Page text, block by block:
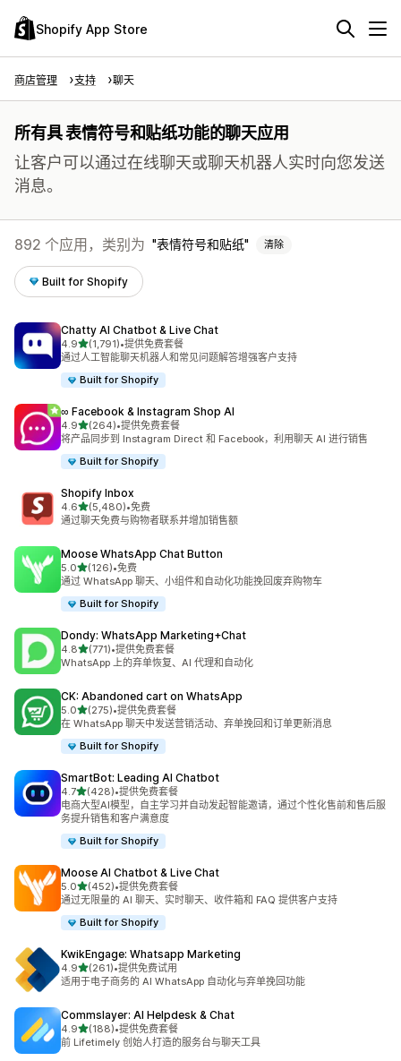
Shopify App Store
商店管理 支持 聊天
所有具 表情符号和贴纸功能的聊天应用
让客户可以通过在线聊天或聊天机器人实时向您发送
消息。
892 个应用，类别为 表情符号和贴纸 清除
Built for Shopify
Chatty AI Chatbot & Live Chat
4.9星（满分 5 星）
(1,791)
总共 1791 条评论
•提供免费套餐
通过人工智能聊天机器人和常见问题解答增强客户支持
Built for Shopify
∞ Facebook & Instagram Shop AI
4.9星（满分 5 星）
(264)
总共 264 条评论
•提供免费套餐
将产品同步到 Instagram Direct 和 Facebook，利用聊天 AI 进行销售
Built for Shopify
Shopify Inbox
4.6星（满分 5 星）
(5,480)
总共 5480 条评论
•免费
通过聊天免费与购物者联系并增加销售额
Moose WhatsApp Chat Button
5.0星（满分 5 星）
(126)
总共 126 条评论
•免费
通过 WhatsApp 聊天、小组件和自动化功能挽回废弃购物车
Built for Shopify
Dondy: WhatsApp Marketing+Chat
4.8星（满分 5 星）
(771)
总共 771 条评论
•提供免费套餐
WhatsApp 上的弃单恢复、AI 代理和自动化
CK: Abandoned cart on WhatsApp
5.0星（满分 5 星）
(275)
总共 275 条评论
•提供免费套餐
在 WhatsApp 聊天中发送营销活动、弃单挽回和订单更新消息
Built for Shopify
SmartBot: Leading AI Chatbot
4.7星（满分 5 星）
(428)
总共 428 条评论
•提供免费套餐
电商大型AI模型，自主学习并自动发起智能邀请，通过个性化售前和售后服
务提升销售和客户满意度
Built for Shopify
Moose AI Chatbot & Live Chat
5.0星（满分 5 星）
(452)
总共 452 条评论
•提供免费套餐
通过无限量的 AI 聊天、实时聊天、收件箱和 FAQ 提供客户支持
Built for Shopify
KwikEngage: Whatsapp Marketing
4.9星（满分 5 星）
(261)
总共 261 条评论
•提供免费试用
适用于电子商务的 AI WhatsApp 自动化与弃单挽回功能
Commslayer: AI Helpdesk & Chat
4.9星（满分 5 星）
(188)
总共 188 条评论
•提供免费套餐
前 Lifetimely 创始人打造的服务台与聊天工具